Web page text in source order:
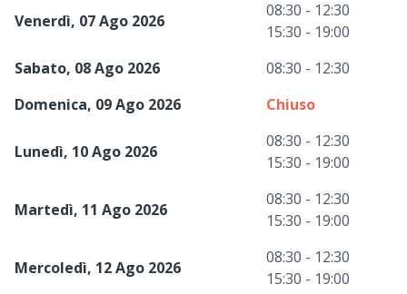
Venerdì, 07 Ago 2026
08:30 - 12:30
15:30 - 19:00
Sabato, 08 Ago 2026
08:30 - 12:30
Domenica, 09 Ago 2026
Chiuso
Lunedì, 10 Ago 2026
08:30 - 12:30
15:30 - 19:00
Martedì, 11 Ago 2026
08:30 - 12:30
15:30 - 19:00
Mercoledì, 12 Ago 2026
08:30 - 12:30
15:30 - 19:00